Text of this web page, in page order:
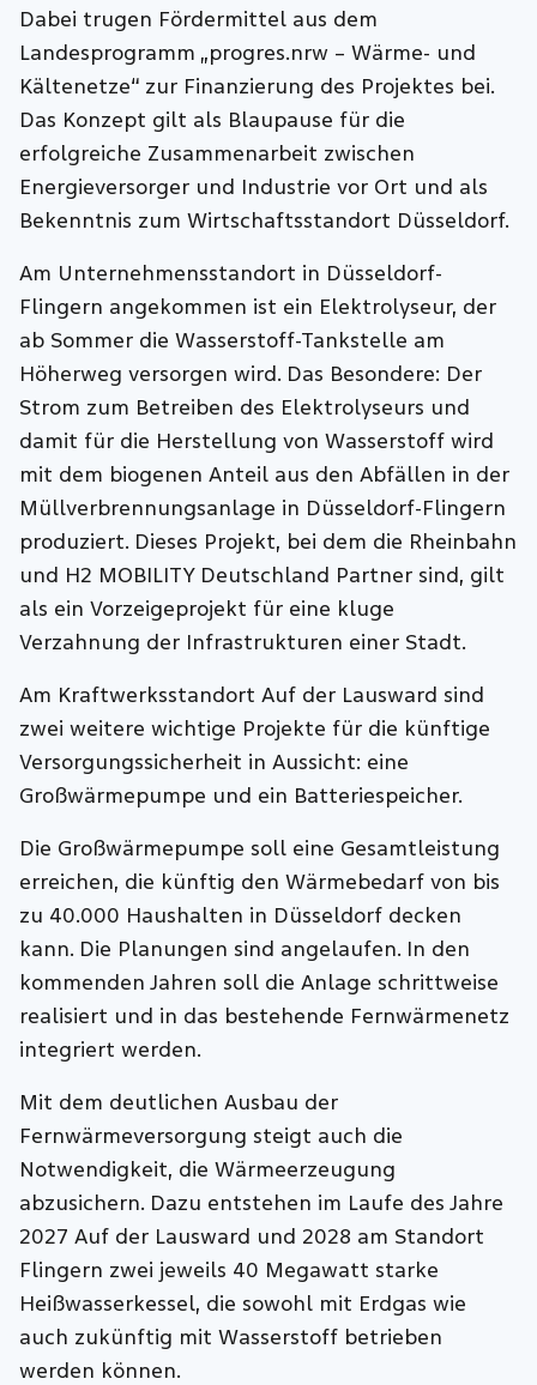
Dabei trugen Fördermittel aus dem
Landesprogramm „progres.nrw – Wärme- und
Kältenetze“ zur Finanzierung des Projektes bei.
Das Konzept gilt als Blaupause für die
erfolgreiche Zusammenarbeit zwischen
Energieversorger und Industrie vor Ort und als
Bekenntnis zum Wirtschaftsstandort Düsseldorf.
Am Unternehmensstandort in Düsseldorf-
Flingern angekommen ist ein Elektrolyseur, der
ab Sommer die Wasserstoff-Tankstelle am
Höherweg versorgen wird. Das Besondere: Der
Strom zum Betreiben des Elektrolyseurs und
damit für die Herstellung von Wasserstoff wird
mit dem biogenen Anteil aus den Abfällen in der
Müllverbrennungsanlage in Düsseldorf-Flingern
produziert. Dieses Projekt, bei dem die Rheinbahn
und H2 MOBILITY Deutschland Partner sind, gilt
als ein Vorzeigeprojekt für eine kluge
Verzahnung der Infrastrukturen einer Stadt.
Am Kraftwerksstandort Auf der Lausward sind
zwei weitere wichtige Projekte für die künftige
Versorgungssicherheit in Aussicht: eine
Großwärmepumpe und ein Batteriespeicher.
Die Großwärmepumpe soll eine Gesamtleistung
erreichen, die künftig den Wärmebedarf von bis
zu 40.000 Haushalten in Düsseldorf decken
kann. Die Planungen sind angelaufen. In den
kommenden Jahren soll die Anlage schrittweise
realisiert und in das bestehende Fernwärmenetz
integriert werden.
Mit dem deutlichen Ausbau der
Fernwärmeversorgung steigt auch die
Notwendigkeit, die Wärmeerzeugung
abzusichern. Dazu entstehen im Laufe des Jahre
2027 Auf der Lausward und 2028 am Standort
Flingern zwei jeweils 40 Megawatt starke
Heißwasserkessel, die sowohl mit Erdgas wie
auch zukünftig mit Wasserstoff betrieben
werden können.